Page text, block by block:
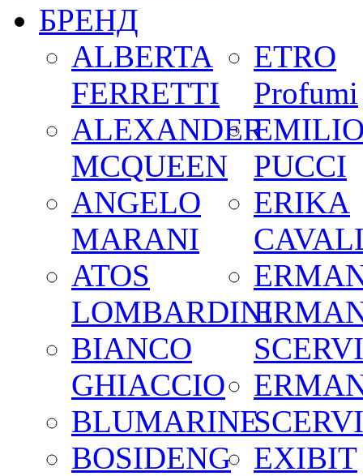
БРЕНД
ALBERTA
FERRETTI
ALEXANDER
MCQUEEN
ANGELO
MARANI
ATOS
LOMBARDINI
BIANCO
GHIACCIO
BLUMARINE
BOSIDENG
ETRO
Profumi
PUCCI
ERIKA
EXIBIT